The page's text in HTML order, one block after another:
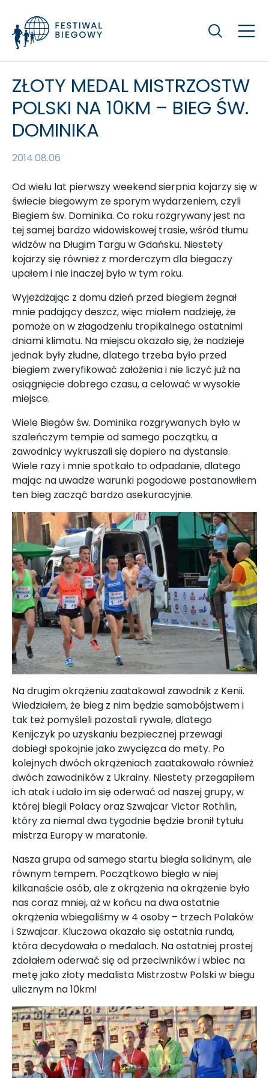
Szukaj
ZŁOTY MEDAL MISTRZOSTW
POLSKI NA 10KM – BIEG ŚW.
DOMINIKA
2014.08.06
Od wielu lat pierwszy weekend sierpnia kojarzy się w
świecie biegowym ze sporym wydarzeniem, czyli
Biegiem św. Dominika. Co roku rozgrywany jest na
tej samej bardzo widowiskowej trasie, wśród tłumu
widzów na Długim Targu w Gdańsku. Niestety
kojarzy się również z morderczym dla biegaczy
upałem i nie inaczej było w tym roku.
Wyjeżdżając z domu dzień przed biegiem żegnał
mnie padający deszcz, więc miałem nadzieję, że
pomoże on w złagodzeniu tropikalnego ostatnimi
dniami klimatu. Na miejscu okazało się, że nadzieje
jednak były złudne, dlatego trzeba było przed
biegiem zweryfikować założenia i nie liczyć już na
osiągnięcie dobrego czasu, a celować w wysokie
miejsce.
Wiele Biegów św. Dominika rozgrywanych było w
szaleńczym tempie od samego początku, a
zawodnicy wykruszali się dopiero na dystansie.
Wiele razy i mnie spotkało to odpadanie, dlatego
mając na uwadze warunki pogodowe postanowiłem
ten bieg zacząć bardzo asekuracyjnie.
Na drugim okrążeniu zaatakował zawodnik z Kenii.
Wiedziałem, że bieg z nim będzie samobójstwem i
tak też pomyśleli pozostali rywale, dlatego
Kenijczyk po uzyskaniu bezpiecznej przewagi
dobiegł spokojnie jako zwycięzca do mety. Po
kolejnych dwóch okrążeniach zaatakowało również
dwóch zawodników z Ukrainy. Niestety przegapiłem
ich atak i udało im się oderwać od naszej grupy, w
której biegli Polacy oraz Szwajcar Victor Rothlin,
który za niemal dwa tygodnie będzie bronił tytułu
mistrza Europy w maratonie.
Nasza grupa od samego startu biegła solidnym, ale
równym tempem. Początkowo biegło w niej
kilkanaście osób, ale z okrążenia na okrążenie było
nas coraz mniej, aż w końcu na dwa ostatnie
okrążenia wbiegaliśmy w 4 osoby – trzech Polaków
i Szwajcar. Kluczowa okazało się ostatnia runda,
która decydowała o medalach. Na ostatniej prostej
zdołałem oderwać się od przeciwników i wbiec na
metę jako złoty medalista Mistrzostw Polski w biegu
ulicznym na 10km!